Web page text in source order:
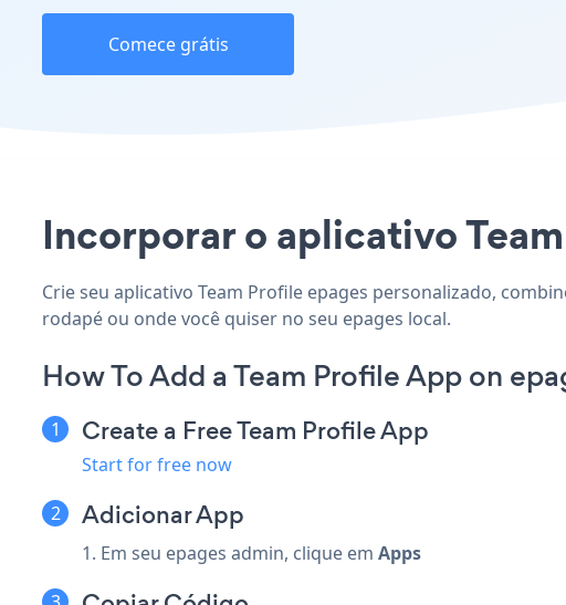
Comece grátis
Incorporar o aplicativo
Crie seu aplicativo Team Profile epages personalizado,
rodapé ou onde você quiser no seu epages local.
How To Add a Team Profile App on
Create a Free Team Profile App
Start for free now
Adicionar App
1. Em seu epages admin, clique em Apps